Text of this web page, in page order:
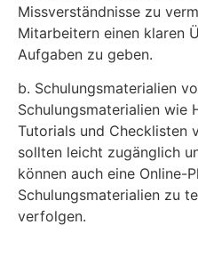
Missverständnisse zu
Mitarbeitern einen klaren
Aufgaben zu geben.
b. Schulungsmaterialien
Schulungsmaterialien wie
Tutorials und Checklisten
sollten leicht zugänglich
können auch eine Online-
Schulungsmaterialien zu
verfolgen.